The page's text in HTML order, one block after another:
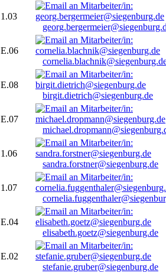
1.03
E.06
E.08
birgit.dietrich@siegenburg.de
E.07
1.06
sandra.forstner@siegenburg.de
1.07
E.04
elisabeth.goetz@siegenburg.de
E.02
stefanie.gruber@siegenburg.de